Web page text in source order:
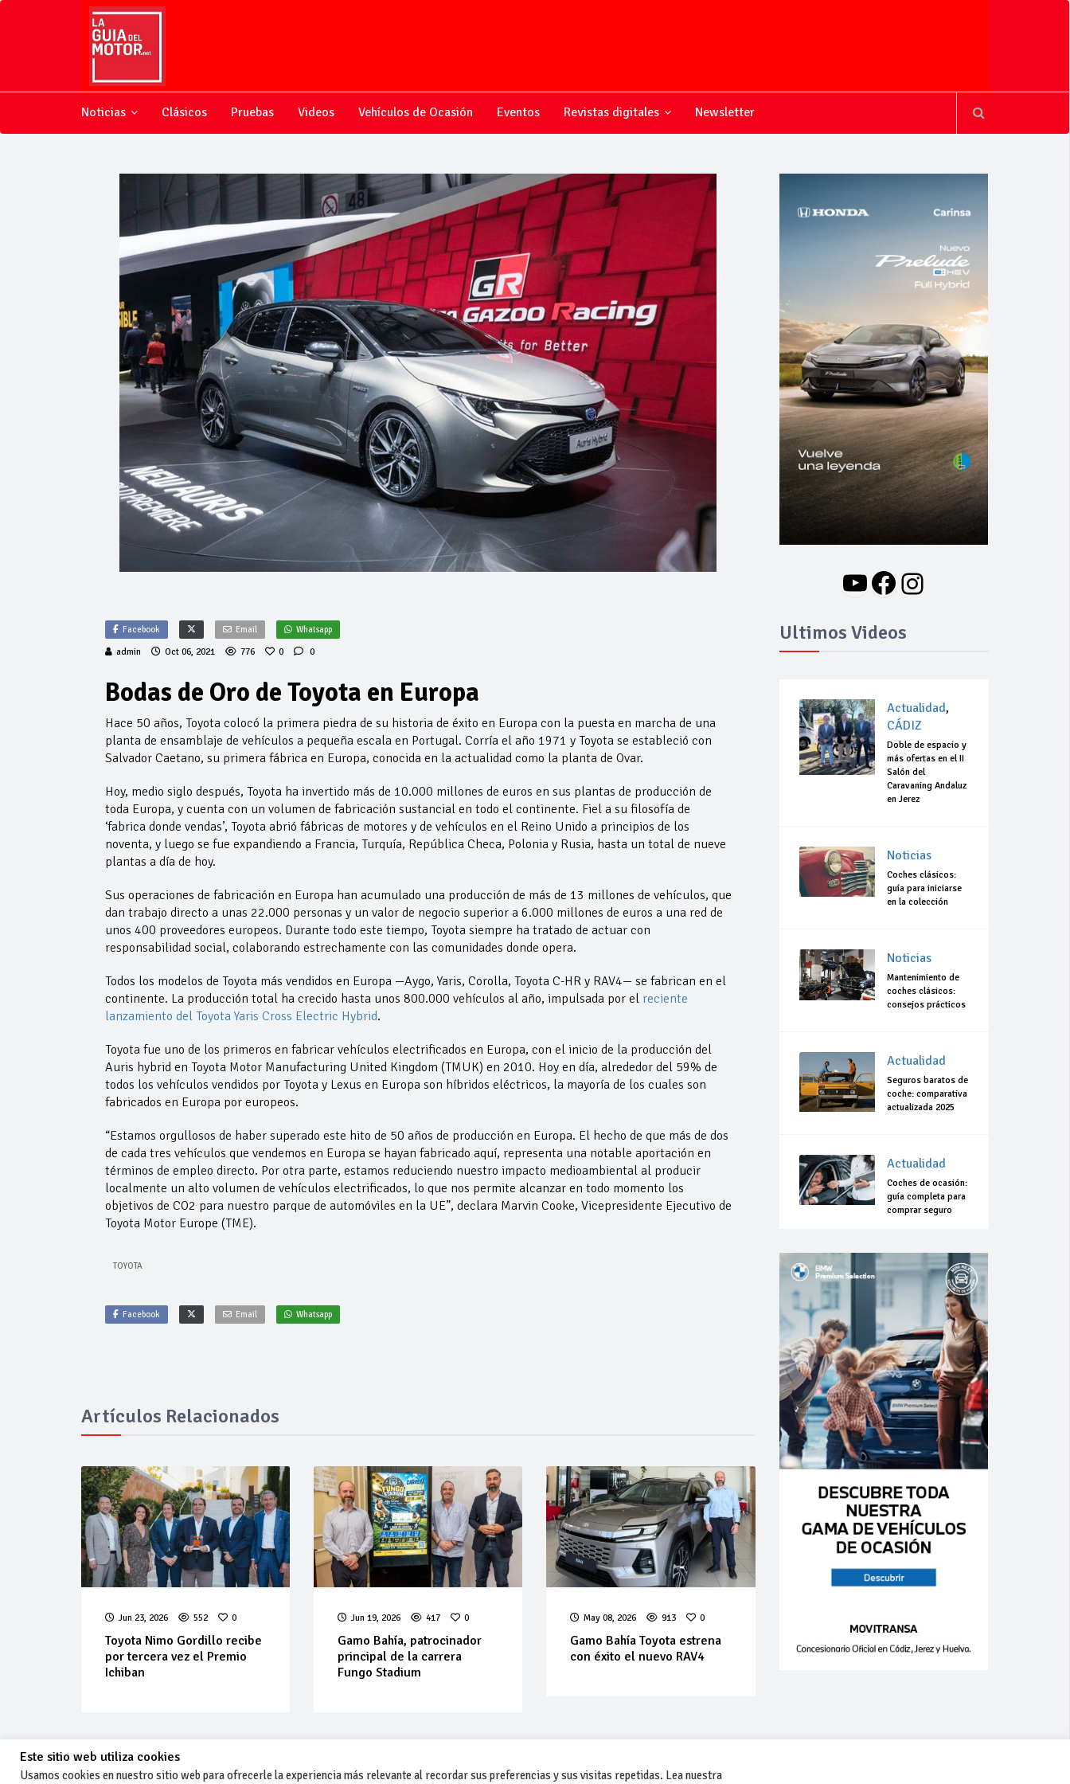
Noticias Clásicos Pruebas Videos Vehículos de Ocasión Eventos Revistas digitales Newsletter
Facebook Email Whatsapp
admin Oct 06, 2021 776 0 0
Bodas de Oro de Toyota en Europa
Hace 50 años, Toyota colocó la primera piedra de su historia de éxito en Europa con la puesta en marcha de una
planta de ensamblaje de vehículos a pequeña escala en Portugal. Corría el año 1971 y Toyota se estableció con
Salvador Caetano, su primera fábrica en Europa, conocida en la actualidad como la planta de Ovar.
Hoy, medio siglo después, Toyota ha invertido más de 10.000 millones de euros en sus plantas de producción de
toda Europa, y cuenta con un volumen de fabricación sustancial en todo el continente. Fiel a su filosofía de
‘fabrica donde vendas’, Toyota abrió fábricas de motores y de vehículos en el Reino Unido a principios de los
noventa, y luego se fue expandiendo a Francia, Turquía, República Checa, Polonia y Rusia, hasta un total de nueve
plantas a día de hoy.
Sus operaciones de fabricación en Europa han acumulado una producción de más de 13 millones de vehículos, que
dan trabajo directo a unas 22.000 personas y un valor de negocio superior a 6.000 millones de euros a una red de
unos 400 proveedores europeos. Durante todo este tiempo, Toyota siempre ha tratado de actuar con
responsabilidad social, colaborando estrechamente con las comunidades donde opera.
Todos los modelos de Toyota más vendidos en Europa —Aygo, Yaris, Corolla, Toyota C-HR y RAV4— se fabrican en el
continente. La producción total ha crecido hasta unos 800.000 vehículos al año, impulsada por el reciente
lanzamiento del Toyota Yaris Cross Electric Hybrid.
Toyota fue uno de los primeros en fabricar vehículos electrificados en Europa, con el inicio de la producción del
Auris hybrid en Toyota Motor Manufacturing United Kingdom (TMUK) en 2010. Hoy en día, alrededor del 59% de
todos los vehículos vendidos por Toyota y Lexus en Europa son híbridos eléctricos, la mayoría de los cuales son
fabricados en Europa por europeos.
“Estamos orgullosos de haber superado este hito de 50 años de producción en Europa. El hecho de que más de dos
de cada tres vehículos que vendemos en Europa se hayan fabricado aquí, representa una notable aportación en
términos de empleo directo. Por otra parte, estamos reduciendo nuestro impacto medioambiental al producir
localmente un alto volumen de vehículos electrificados, lo que nos permite alcanzar en todo momento los
objetivos de CO2 para nuestro parque de automóviles en la UE”, declara Marvin Cooke, Vicepresidente Ejecutivo de
Toyota Motor Europe (TME).
TOYOTA
Facebook Email Whatsapp
Artículos Relacionados
Jun 23, 2026 552 0
Toyota Nimo Gordillo recibe
por tercera vez el Premio
Ichiban
Jun 19, 2026 417 0
Gamo Bahía, patrocinador
principal de la carrera
Fungo Stadium
May 08, 2026 913 0
Gamo Bahía Toyota estrena
con éxito el nuevo RAV4
YouTube
Facebook
Instagram
Ultimos Videos
Actualidad,
CÁDIZ
Doble de espacio y
más ofertas en el II
Salón del
Caravaning Andaluz
en Jerez
Noticias
Coches clásicos:
guía para iniciarse
en la colección
Noticias
Mantenimiento de
coches clásicos:
consejos prácticos
Actualidad
Seguros baratos de
coche: comparativa
actualizada 2025
Actualidad
Coches de ocasión:
guía completa para
comprar seguro
Este sitio web utiliza cookies
Usamos cookies en nuestro sitio web para ofrecerle la experiencia más relevante al recordar sus preferencias y sus visitas repetidas. Lea nuestra